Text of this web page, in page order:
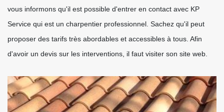
vous informons qu'il est possible d'entrer en contact avec KP
Service qui est un charpentier professionnel. Sachez qu'il peut
proposer des tarifs très abordables et accessibles à tous. Afin
d'avoir un devis sur les interventions, il faut visiter son site web.